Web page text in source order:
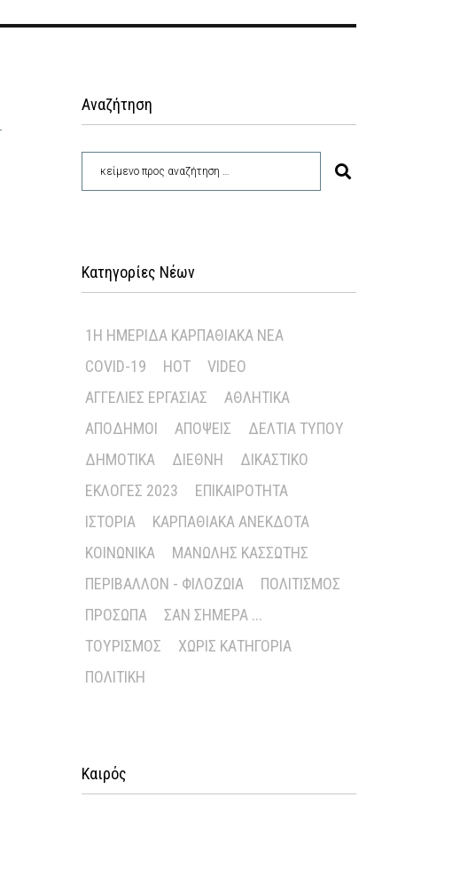
Αναζήτηση
Κατηγορίες Νέων
1Η ΗΜΕΡΊΔΑ ΚΑΡΠΑΘΙΑΚΆ ΝΈΑ
COVID-19
HOT
VIDEO
ΑΓΓΕΛΊΕΣ ΕΡΓΑΣΊΑΣ
ΑΘΛΗΤΙΚΆ
ΑΠΌΔΗΜΟΙ
ΑΠΌΨΕΙΣ
ΔΕΛΤΊΑ ΤΎΠΟΥ
ΔΗΜΟΤΙΚΆ
ΔΙΕΘΝΉ
ΔΙΚΑΣΤΙΚΌ
ΕΚΛΟΓΈΣ 2023
ΕΠΙΚΑΙΡΌΤΗΤΑ
ΙΣΤΟΡΊΑ
ΚΑΡΠΑΘΙΑΚΆ ΑΝΈΚΔΟΤΑ
ΚΟΙΝΩΝΙΚΆ
ΜΑΝΏΛΗΣ ΚΑΣΣΏΤΗΣ
ΠΕΡΙΒΆΛΛΟΝ - ΦΙΛΟΖΩΊΑ
ΠΟΛΙΤΙΣΜΌΣ
ΠΡΌΣΩΠΑ
ΣΑΝ ΣΉΜΕΡΑ ...
ΤΟΥΡΙΣΜΌΣ
ΧΩΡΊΣ ΚΑΤΗΓΟΡΊΑ
ΠΟΛΙΤΙΚΉ
Καιρός